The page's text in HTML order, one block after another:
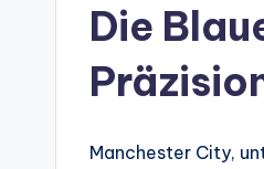
Die
Manchester City,